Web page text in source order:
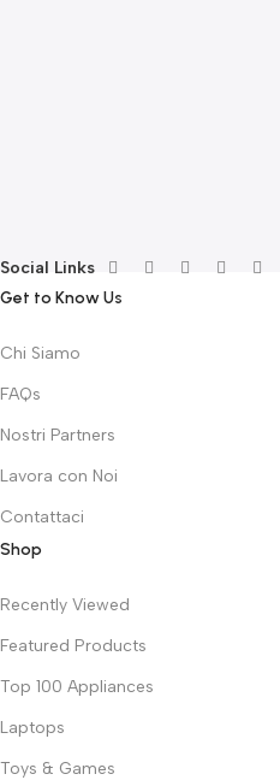
Social Links
Get to Know Us
Chi Siamo
FAQs
Nostri Partners
Lavora con Noi
Contattaci
Shop
Recently Viewed
Featured Products
Top 100 Appliances
Laptops
Toys & Games